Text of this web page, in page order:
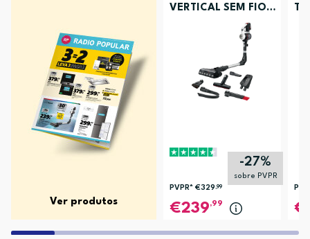
Ver produtos
VERTICAL SEM FIOS
BOSCH BCS711XXL
-27%
sobre PVPR
PVPR* €329,99
239,99